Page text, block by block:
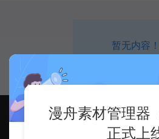
暂无内容！
漫舟素材管理器
正式上